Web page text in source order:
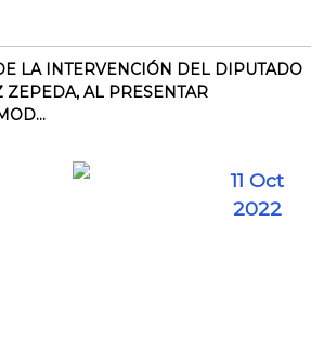
LA INTERVENCIÓN DEL DIPUTADO
ZEPEDA, AL PRESENTAR
11 Oct
2022